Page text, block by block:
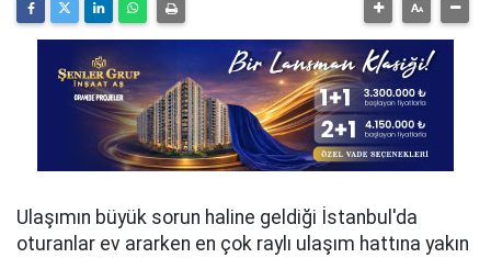
Ulaşımın büyük sorun haline geldiği İstanbul'da
oturanlar ev ararken en çok raylı ulaşım hattına yakın